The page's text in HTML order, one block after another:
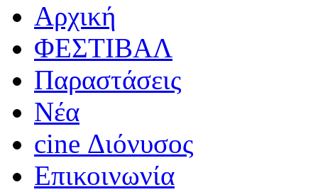
Αρχική
ΦΕΣΤΙΒΑΛ
Παραστάσεις
Νέα
cine Διόνυσος
Επικοινωνία